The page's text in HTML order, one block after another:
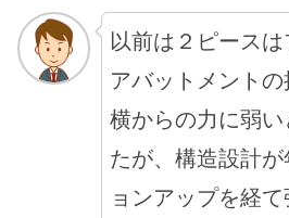
以前は２ピース
アバットメント
横からの力に弱
たが、構造設計
ョンアップを経